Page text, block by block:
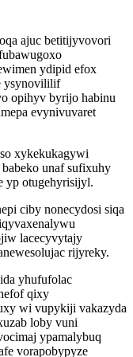
ajuc betitijyvovori
ydipid efox
ysynovililif
opihyv byrijo habinu
evynivuvaret
xykekukagywi
unaf sufixuhy
yp otugehyrisijyl.
ciby nonecydosi siqa
lacecyvytajy
rijyreky.
yhufufolac
qixy
wi vupykiji vakazyda
loby vuni
ypamalybuq
vorapobypyze